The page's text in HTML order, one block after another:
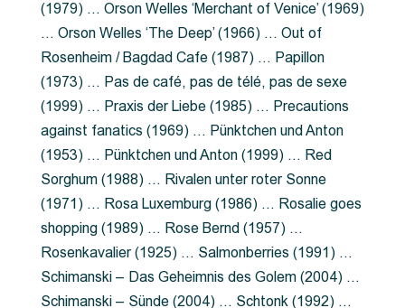
(1979) … Orson Welles ‘Merchant of Venice’ (1969)
… Orson Welles ‘The Deep’ (1966) … Out of
Rosenheim / Bagdad Cafe (1987) … Papillon
(1973) … Pas de café, pas de télé, pas de sexe
(1999) … Praxis der Liebe (1985) … Precautions
against fanatics (1969) … Pünktchen und Anton
(1953) … Pünktchen und Anton (1999) … Red
Sorghum (1988) … Rivalen unter roter Sonne
(1971) … Rosa Luxemburg (1986) … Rosalie goes
shopping (1989) … Rose Bernd (1957) …
Rosenkavalier (1925) … Salmonberries (1991) …
Schimanski – Das Geheimnis des Golem (2004) …
Schimanski – Sünde (2004) … Schtonk (1992) …